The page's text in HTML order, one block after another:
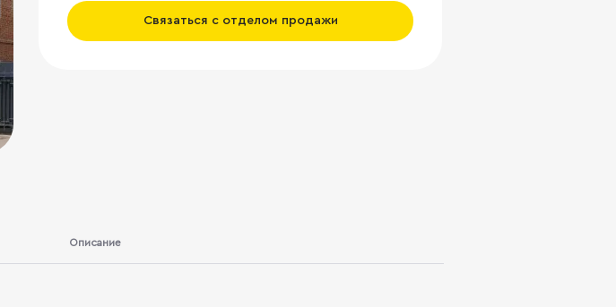
Связаться с отделом продажи
Описание